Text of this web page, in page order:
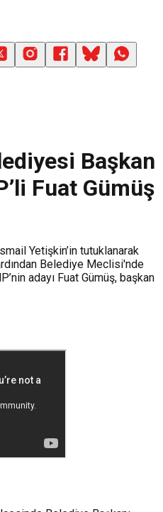
Başkan
Fuat Gümüş
Yetişkin’in tutuklanarak
Belediye Meclisi'nde
adayı Fuat Gümüş, başkan